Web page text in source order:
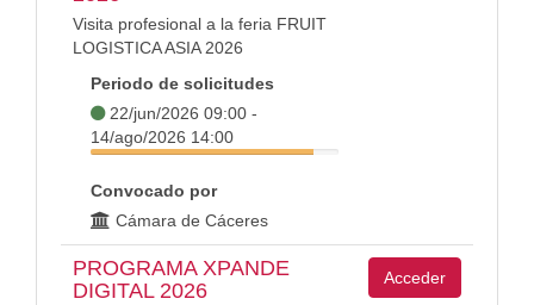
Visita profesional a la feria FRUIT
LOGISTICA ASIA 2026
Periodo de solicitudes
22/jun/2026 09:00 -
14/ago/2026 14:00
Convocado por
Cámara de Cáceres
PROGRAMA XPANDE
DIGITAL 2026
Acceder